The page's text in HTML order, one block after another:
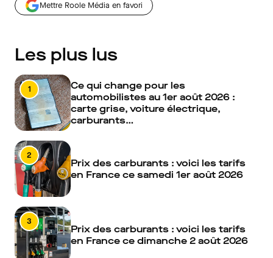
Mettre Roole Média en favori
Les plus lus
1
Ce qui change pour les
automobilistes au 1er août 2026 :
carte grise, voiture électrique,
carburants…
2
Prix des carburants : voici les tarifs
en France ce samedi 1er août 2026
3
Prix des carburants : voici les tarifs
en France ce dimanche 2 août 2026